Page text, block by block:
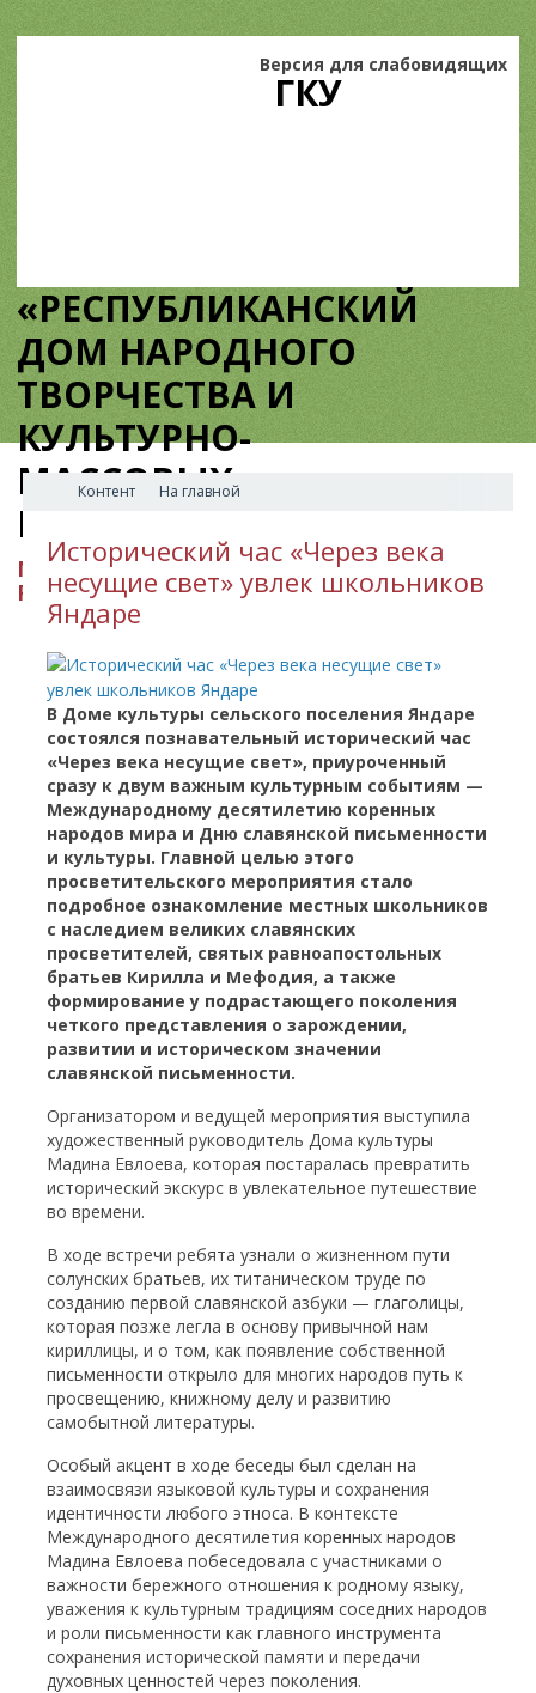
ГКУ
«РЕСПУБЛИКАНСКИЙ
ДОМ НАРОДНОГО
ТВОРЧЕСТВА И
КУЛЬТУРНО-
МАССОВЫХ
МЕРОПРИЯТИЙ»
МИНИСТЕРСТВО КУЛЬТУРЫ
РЕСПУБЛИКИ ИНГУШЕТИЯ
Версия для слабовидящих
Контент На главной
Исторический час «Через века
несущие свет» увлек школьников
Яндаре
В Доме культуры сельского поселения Яндаре
состоялся познавательный исторический час
«Через века несущие свет», приуроченный
сразу к двум важным культурным событиям —
Международному десятилетию коренных
народов мира и Дню славянской письменности
и культуры. Главной целью этого
просветительского мероприятия стало
подробное ознакомление местных школьников
с наследием великих славянских
просветителей, святых равноапостольных
братьев Кирилла и Мефодия, а также
формирование у подрастающего поколения
четкого представления о зарождении,
развитии и историческом значении
славянской письменности.
Организатором и ведущей мероприятия выступила
художественный руководитель Дома культуры
Мадина Евлоева, которая постаралась превратить
исторический экскурс в увлекательное путешествие
во времени.
В ходе встречи ребята узнали о жизненном пути
солунских братьев, их титаническом труде по
созданию первой славянской азбуки — глаголицы,
которая позже легла в основу привычной нам
кириллицы, и о том, как появление собственной
письменности открыло для многих народов путь к
просвещению, книжному делу и развитию
самобытной литературы.
Особый акцент в ходе беседы был сделан на
взаимосвязи языковой культуры и сохранения
идентичности любого этноса. В контексте
Международного десятилетия коренных народов
Мадина Евлоева побеседовала с участниками о
важности бережного отношения к родному языку,
уважения к культурным традициям соседних народов
и роли письменности как главного инструмента
сохранения исторической памяти и передачи
духовных ценностей через поколения.